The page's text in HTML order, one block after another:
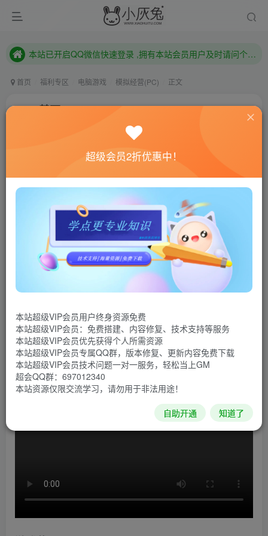
本站已开启QQ微信快速登录 ,拥有本站会员用户及时请问个人中心绑定！
本站已开启QQ微信快速登录 ,拥有本站会员用户及时请问个人中心绑定！
首页 福利专区 电脑游戏 模拟经营(PC) 正文
X4：基石/X4: Foundations
联网教程： 内附教程
单机教程： 内附教程
不懂的话联系客服！！！
本站的资源转载自国内外各大媒体和网络，仅供试玩体
验。如果您喜欢该游戏内容，请支持正版 →→→正版购买
游戏介绍
X4: 基石，期待已久的，大获成功的X系列的续集把我们
探索宇宙。飞遍每种飞船、贸易以及战斗，还有模块化的空
间站建设，去建立你的帝国，小心地走好史诗般旅途中的每
一步。
游戏视频
超级会员2折优惠中！
本站超级VIP会员用户终身资源免费
本站超级VIP会员：免费搭建、内容修复、技术支持等服务
本站超级VIP会员优先获得个人所需资源
本站超级VIP会员专属QQ群，版本修复、更新内容免费下载
本站超级VIP会员技术问题一对一服务，轻松当上GM
超会QQ群：697012340
本站资源仅限交流学习，请勿用于非法用途！
自助开通 知道了